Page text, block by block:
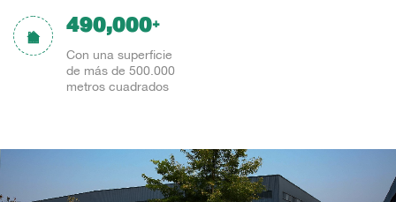
500,000+
Con una superficie
de más de 500.000
metros cuadrados